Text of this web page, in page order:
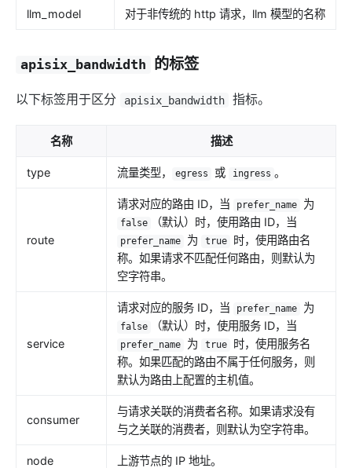
llm_model 对于非传统的 http 请求，llm 模型的名称
apisix_bandwidth 的标签
以下标签用于区分 apisix_bandwidth 指标。
名称 描述
type 流量类型， egress 或 ingress 。
route
请求对应的路由 ID，当 prefer_name 为
false （默认）时，使用路由 ID，当
prefer_name 为 true
时，使用路由名
称。如果请求不匹配任何路由，则默认为
空字符串。
service
请求对应的服务 ID，当 prefer_name 为
false （默认）时，使用服务 ID，当
prefer_name 为 true
时，使用服务名
称。如果匹配的路由不属于任何服务，则
默认为路由上配置的主机值。
consumer
与请求关联的消费者名称。如果请求没有
与之关联的消费者，则默认为空字符串。
node 上游节点的 IP 地址。